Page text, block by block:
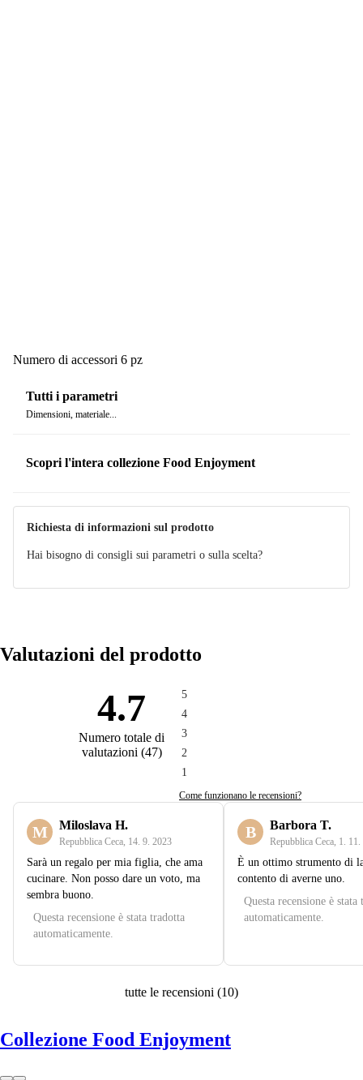
Numero di accessori 6 pz
Tutti i parametri
Dimensioni, materiale...
Scopri l'intera collezione Food Enjoyment
Richiesta di informazioni sul prodotto
Hai bisogno di consigli sui parametri o sulla scelta?
Valutazioni del prodotto
4.7
Numero totale di
valutazioni (47)
5
4
3
2
1
Come funzionano le recensioni?
M Miloslava H.
Repubblica Ceca 14. 9. 2023
Sarà un regalo per mia figlia, che ama
cucinare. Non posso dare un voto, ma
sembra buono.
Questa recensione è stata tradotta
automaticamente.
B Barbora T.
Repubblica Ceca 1. 11.
È un ottimo strumento di
contento di averne uno.
Questa recensione è stata
automaticamente.
tutte le recensioni (10)
Collezione Food Enjoyment